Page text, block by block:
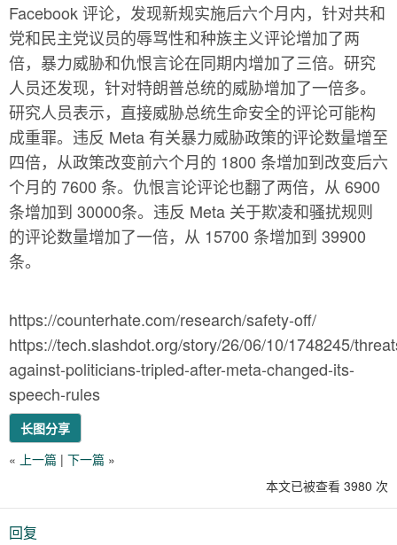
Facebook 评论，发现新规实施后六个月内，针对共和
党和民主党议员的辱骂性和种族主义评论增加了两
倍，暴力威胁和仇恨言论在同期内增加了三倍。研究
人员还发现，针对特朗普总统的威胁增加了一倍多。
研究人员表示，直接威胁总统生命安全的评论可能构
成重罪。违反 Meta 有关暴力威胁政策的评论数量增至
四倍，从政策改变前六个月的 1800 条增加到改变后六
个月的 7600 条。仇恨言论评论也翻了两倍，从 6900
条增加到 30000条。违反 Meta 关于欺凌和骚扰规则
的评论数量增加了一倍，从 15700 条增加到 39900
条。
https://counterhate.com/research/safety-off/
https://tech.slashdot.org/story/26/06/10/1748245/
against-politicians-tripled-after-meta-changed-its-
speech-rules
长图分享
« 上一篇 | 下一篇 »
本文已被查看 3980 次
回复